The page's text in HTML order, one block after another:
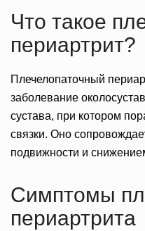
Что такое
периартрит?
Плечелопаточный
заболевание
сустава, при котором
связки. Оно
подвижности и
Симптомы
периартрита